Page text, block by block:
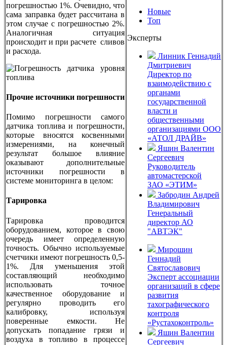
погрешностью 1%. Очевидно, что
сама заправка будет рассчитана в
этом случае с погрешностью 2%.
Аналогичная ситуация
происходит и при расчете сливов
и расхода.
Прочие источники погрешности
Помимо погрешности самого
датчика топлива и погрешности,
которые вносятся косвенными
измерениями, на конечный
результат большое влияние
оказывают дополнительные
источники погрешности в
системе мониторинга в целом:
Тарировка
Тарировка проводится
оборудованием, которое в свою
очередь имеет определенную
точность. Обычно используемые
счетчики имеют погрешность 0,5-
1%. Для уменьшения этой
составляющий необходимо
использовать точное
качественное оборудование и
регулярно проводить его
калибровку, используя
поверенные емкости. Не
допускать попадание грязи и
воздуха в топливо в процессе
Новые
Топ
Эксперты
Линник Геннадий
Дмитриевич
Директор по
взаимодействию с
органами
государственной
власти и
общественными
организациями ООО
«АТОЛ ДРАЙВ»
Яшин Валентин
Сергеевич
Руководитель
автомастерской
ЗАО «ЭТИМ»
Забродин Андрей
Владимирович
Генеральный
директор АО
"АВТЭК"
Мирошин
Геннадий
Святославович
Эксперт ассоциации
организаций в сфере
развития
тахографического
контроля
«Рустахоконтроль»
Яшин Валентин
Сергеевич